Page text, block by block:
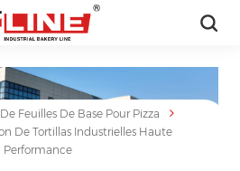
Feuilles De Base Pour Pizza
De Tortillas Industrielles Haute
Performance